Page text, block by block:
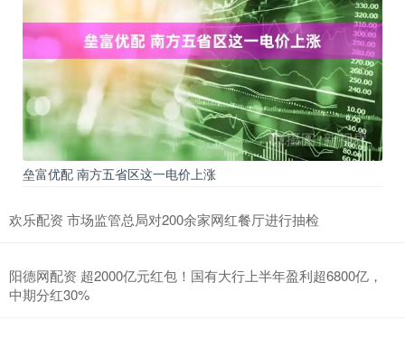
垒富优配 南方五省区这一电价上涨
欢乐配资 市场监管总局对200余家网红餐厅进行抽检
阳德网配资 超2000亿元红包！国有大行上半年盈利超6800亿，
中期分红30%